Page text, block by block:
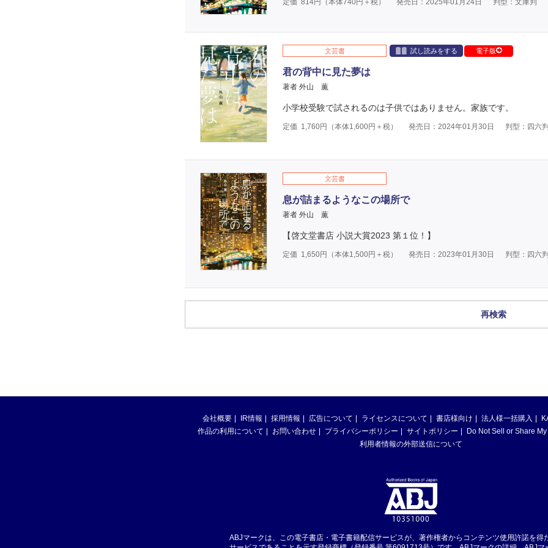
定価 814円（本体740円＋税） 発売日：2025年01月24日 判型：文庫判
文芸書 試し読みをする 電子版
君の背中に見た夢は
著者 外山 薫
小学校受験で試されるのは子供ではありません。家族です。
定価 1,760円（本体1,600円＋税） 発売日：2024年01月30日 判型：四六
文芸書
息が詰まるようなこの場所で
著者 外山 薫
【啓文堂書店 小説大賞2023 第１位！】
定価 1,650円（本体1,500円＋税） 発売日：2023年01月30日 判型：四六
再検索
会社概要 IR情報 採用情報 広告について ライセンスについて 書店様向け 法人様一括購入
作品の利用について
お問い合わせ プライバシーポリシー サイトポリシー
Do Not Sell or Share
利用者情報の外部送信について
ABJマークは、この電子書店・電子書籍配信サービスが、著作権者からコンテンツ使用許諾を得